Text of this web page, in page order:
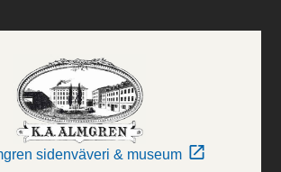
sidenväveri & museum